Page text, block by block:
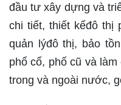
đầu tư xây dựng và
chi tiết, thiết kếđô thị
quản lýđô thị, bảo
phổ cổ, phố cũ và
trong và ngoài nước,